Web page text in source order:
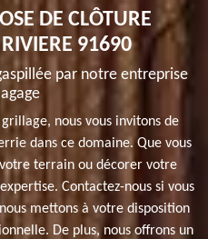
DE CLÔTURE
91690
par notre entreprise
nous vous invitons de
dans ce domaine. Que vous
terrain ou décorer votre
Contactez-nous si vous
mettons à votre disposition
De plus, nous offrons un